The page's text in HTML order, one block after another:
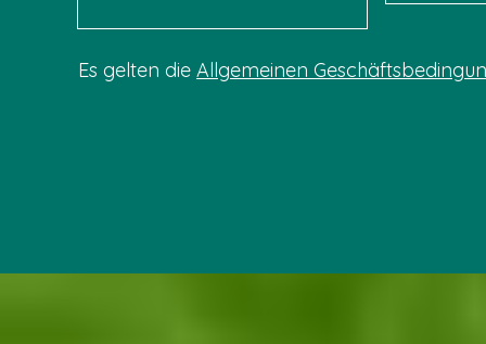
Es gelten die Allgemeinen